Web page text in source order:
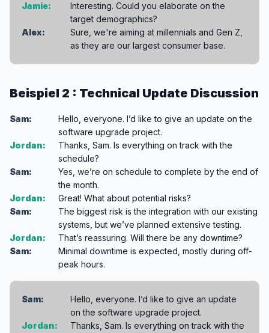
Jamie:
Interesting. Could you elaborate on the
target demographics?
Alex:
Sure, we're aiming at millennials and Gen Z,
as they are our largest consumer base.
Beispiel 2 : Technical Update Discussion
Sam:
Hello, everyone. I’d like to give an update on the
software upgrade project.
Jordan:
Thanks, Sam. Is everything on track with the
schedule?
Sam:
Yes, we’re on schedule to complete by the end of
the month.
Jordan:
Great! What about potential risks?
Sam:
The biggest risk is the integration with our existing
systems, but we’ve planned extensive testing.
Jordan:
That’s reassuring. Will there be any downtime?
Sam:
Minimal downtime is expected, mostly during off-
peak hours.
Sam:
Hello, everyone. I’d like to give an update
on the software upgrade project.
Jordan:
Thanks, Sam. Is everything on track with the